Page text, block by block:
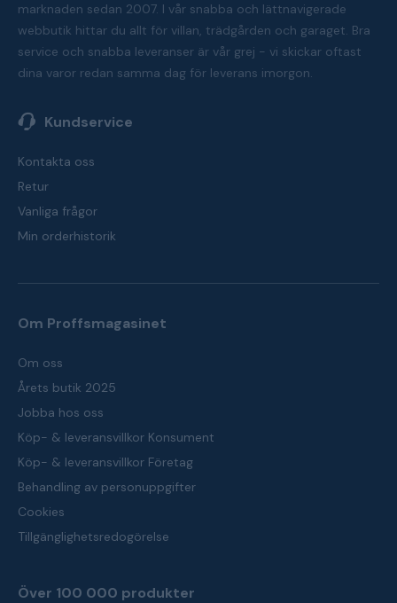
marknaden sedan 2007. I vår snabba och lättnavigerade
webbutik hittar du allt för villan, trädgården och garaget. Bra
service och snabba leveranser är vår grej - vi skickar oftast
dina varor redan samma dag för leverans imorgon.
Kundservice
Kontakta oss
Retur
Vanliga frågor
Min orderhistorik
Om Proffsmagasinet
Om oss
Årets butik 2025
Jobba hos oss
Köp- & leveransvillkor Konsument
Köp- & leveransvillkor Företag
Behandling av personuppgifter
Cookies
Tillgänglighetsredogörelse
Över 100 000 produkter